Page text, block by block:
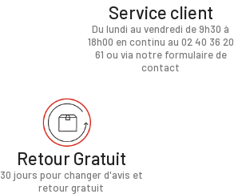
Service client
Du lundi au vendredi de 9h30 à
18h00 en continu au 02 40 36 20
61 ou via notre formulaire de
contact
Retour Gratuit
30 jours pour changer d'avis et
retour gratuit